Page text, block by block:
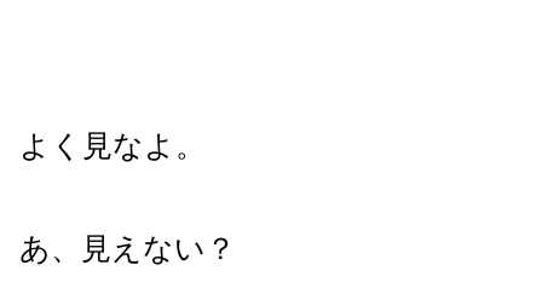
よく見なよ。
あ、見えない？